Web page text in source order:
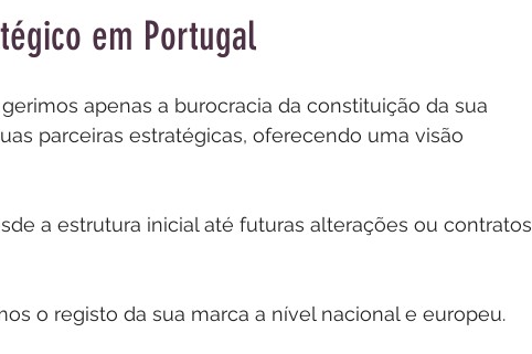
em Portugal
apenas a burocracia da constituição da sua
parceiras estratégicas, oferecendo uma visão
a estrutura inicial até futuras alterações ou contratos
o registo da sua marca a nível nacional e europeu.